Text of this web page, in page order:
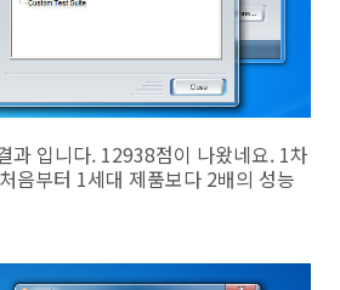
과 입니다. 12938점이 나왔네요. 1차
음부터 1세대 제품보다 2배의 성능